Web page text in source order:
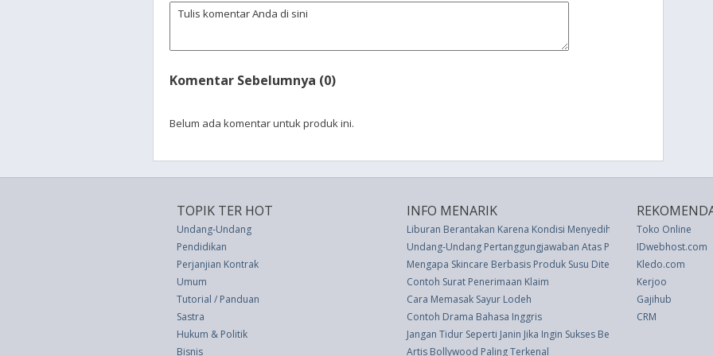
Komentar Sebelumnya (0)
Belum ada komentar untuk produk ini.
TOPIK TER HOT
Undang-Undang
Pendidikan
Perjanjian Kontrak
Umum
Tutorial / Panduan
Sastra
Hukum & Politik
Bisnis
INFO MENARIK
Liburan Berantakan Karena Kondisi Menyedihkan Ini
Undang-Undang Pertanggungjawaban Atas Pelaksanaan Anggaran
Mengapa Skincare Berbasis Produk Susu Ditentang oleh Ahli Kulit?
Contoh Surat Penerimaan Klaim
Cara Memasak Sayur Lodeh
Contoh Drama Bahasa Inggris
Jangan Tidur Seperti Janin Jika Ingin Sukses Bekerja
Artis Bollywood Paling Terkenal
Toko Online
IDwebhost.com
Kledo.com
Kerjoo
Gajihub
CRM